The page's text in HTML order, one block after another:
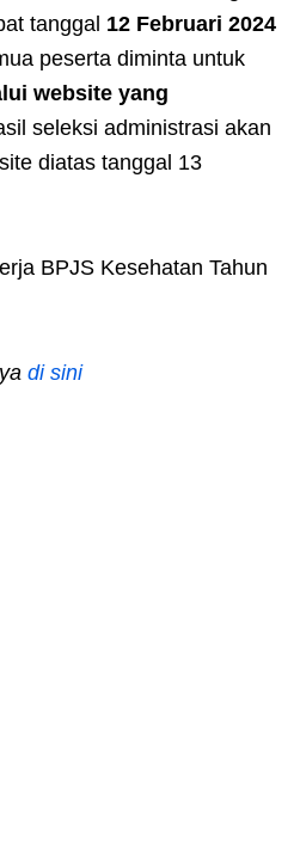
tanggal 12 Februari 2024
peserta diminta untuk
website yang
seleksi administrasi akan
diatas tanggal 13
BPJS Kesehatan Tahun
di sini